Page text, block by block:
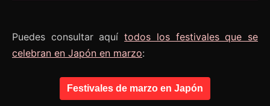
Puedes consultar aquítodos los festivales que se
celebran en Japón en marzo:
Festivales de marzo en Japón